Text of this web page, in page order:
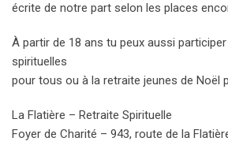
écrite de notre part selon les places
À partir de 18 ans tu peux aussi
spirituelles
pour tous ou à la retraite jeunes de Noël
La Flatière – Retraite Spirituelle
Foyer de Charité – 943, route de la